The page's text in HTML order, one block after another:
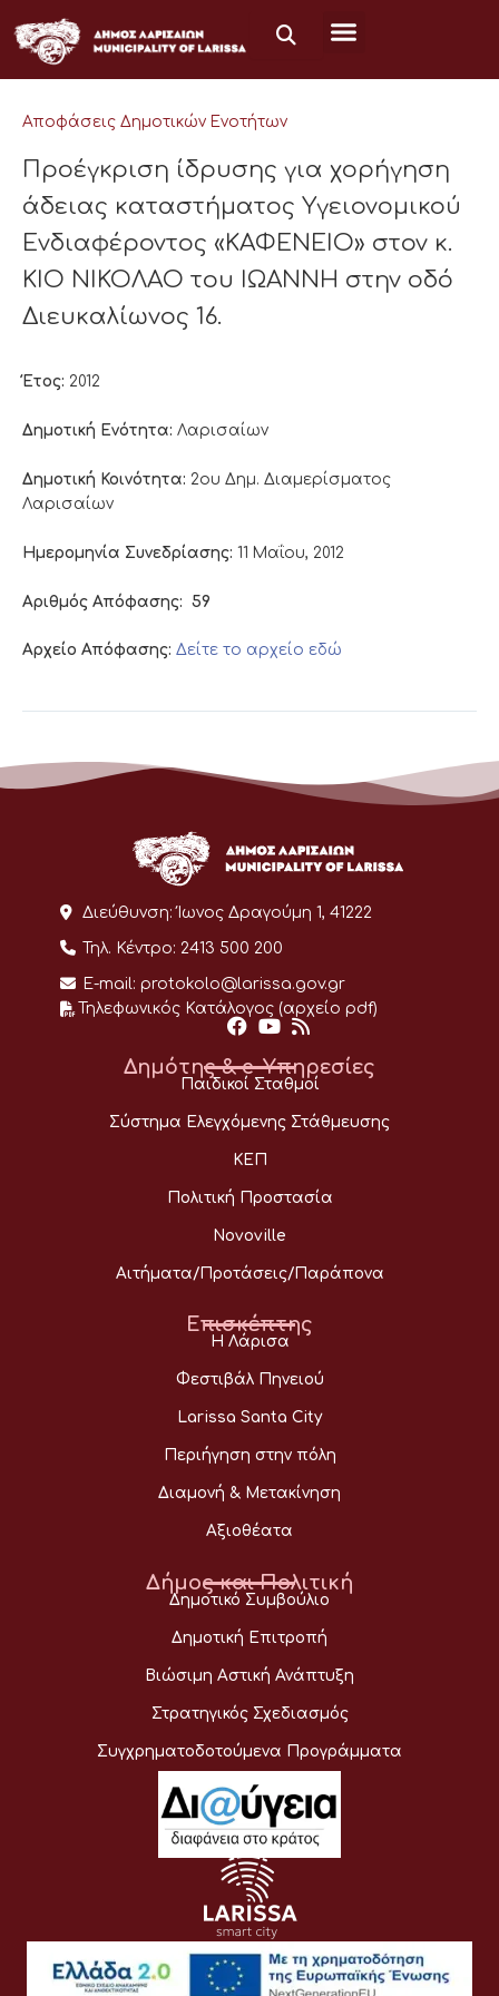
στο
περιεχόμενο
Αποφάσεις Δημοτικών Ενοτήτων
Προέγκριση ίδρυσης για χορήγηση
άδειας καταστήματος Υγειονομικού
Ενδιαφέροντος «ΚΑΦΕΝΕΙΟ» στον κ.
ΚΙΟ ΝΙΚΟΛΑΟ του ΙΩΑΝΝΗ στην οδό
Διευκαλίωνος 16.
Έτος: 2012
Δημοτική Ενότητα: Λαρισαίων
Δημοτική Κοινότητα: 2ου Δημ. Διαμερίσματος
Λαρισαίων
Ημερομηνία Συνεδρίασης: 11 Μαΐου, 2012
Αριθμός Απόφασης: 59
Αρχείο Απόφασης: Δείτε το αρχείο εδώ
Διεύθυνση: Ίωνος Δραγούμη 1, 41222
Τηλ. Κέντρο: 2413 500 200
E-mail: protokolo@larissa.gov.gr
Τηλεφωνικός Κατάλογος (αρχείο pdf)
Δημότης & e-Υπηρεσίες
Παιδικοί Σταθμοί
Σύστημα Ελεγχόμενης Στάθμευσης
ΚΕΠ
Πολιτική Προστασία
Novoville
Αιτήματα/Προτάσεις/Παράπονα
Επισκέπτης
Η Λάρισα
Φεστιβάλ Πηνειού
Larissa Santa City
Περιήγηση στην πόλη
Διαμονή & Μετακίνηση
Αξιοθέατα
Δήμος και Πολιτική
Δημοτικό Συμβούλιο
Δημοτική Επιτροπή
Βιώσιμη Αστική Ανάπτυξη
Στρατηγικός Σχεδιασμός
Συγχρηματοδοτούμενα Προγράμματα